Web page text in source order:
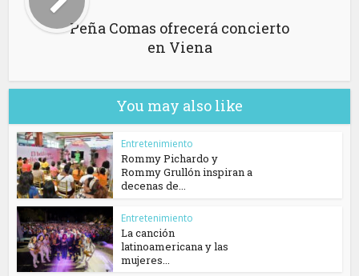
Peña Comas ofrecerá concierto
en Viena
You may also like
Entretenimiento
Rommy Pichardo y
Rommy Grullón inspiran a
decenas de...
Entretenimiento
La canción
latinoamericana y las
mujeres...